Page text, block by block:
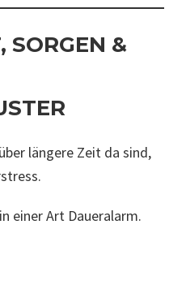
SORGEN &
längere Zeit da sind,
einer Art Daueralarm.